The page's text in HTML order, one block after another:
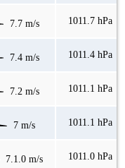
7.7 m/s 1011.7 hPa
7.4 m/s 1011.4 hPa
7.2 m/s 1011.1 hPa
7 m/s 1011.1 hPa
7.1.0 m/s 1011.0 hPa